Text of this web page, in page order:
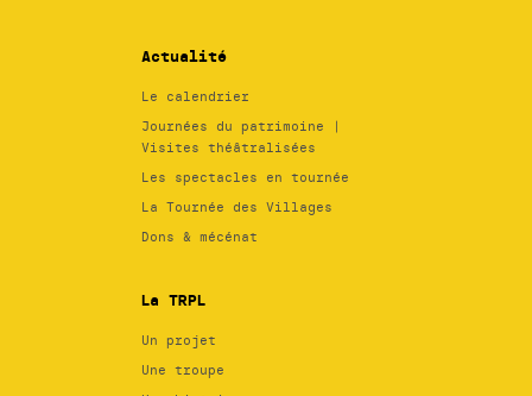
Actualité
Le calendrier
Journées du patrimoine |
Visites théâtralisées
Les spectacles en tournée
La Tournée des Villages
Dons & mécénat
La TRPL
Un projet
Une troupe